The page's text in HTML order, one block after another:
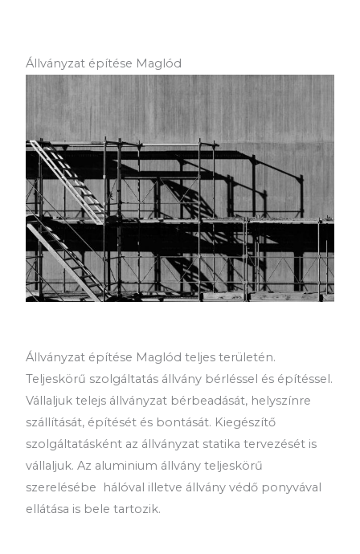
Állványzat építése Maglód
Állványzat építése Maglód teljes területén.
Teljeskörű szolgáltatás állvány bérléssel és építéssel.
Vállaljuk telejs állványzat bérbeadását, helyszínre
szállítását, építését és bontását. Kiegészítő
szolgáltatásként az állványzat statika tervezését is
vállaljuk. Az aluminium állvány teljeskörű
szerelésébe hálóval illetve állvány védő ponyvával
ellátása is bele tartozik.